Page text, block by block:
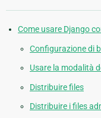
Come usare Django
Configurazione di
Usare la modalità
Distribuire files
Distribuire i files